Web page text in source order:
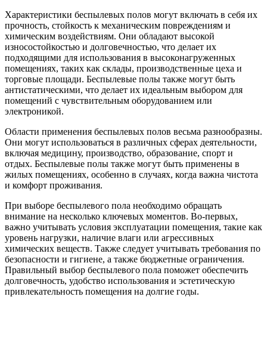
Характеристики беспылевых полов могут включать в себя их
прочность, стойкость к механическим повреждениям и
химическим воздействиям. Они обладают высокой
износостойкостью и долговечностью, что делает их
подходящими для использования в высоконагруженных
помещениях, таких как склады, производственные цеха и
торговые площади. Беспылевые полы также могут быть
антистатическими, что делает их идеальным выбором для
помещений с чувствительным оборудованием или
электроникой.
Области применения беспылевых полов весьма разнообразны.
Они могут использоваться в различных сферах деятельности,
включая медицину, производство, образование, спорт и
отдых. Беспылевые полы также могут быть применены в
жилых помещениях, особенно в случаях, когда важна чистота
и комфорт проживания.
При выборе беспылевого пола необходимо обращать
внимание на несколько ключевых моментов. Во-первых,
важно учитывать условия эксплуатации помещения, такие как
уровень нагрузки, наличие влаги или агрессивных
химических веществ. Также следует учитывать требования по
безопасности и гигиене, а также бюджетные ограничения.
Правильный выбор беспылевого пола поможет обеспечить
долговечность, удобство использования и эстетическую
привлекательность помещения на долгие годы.